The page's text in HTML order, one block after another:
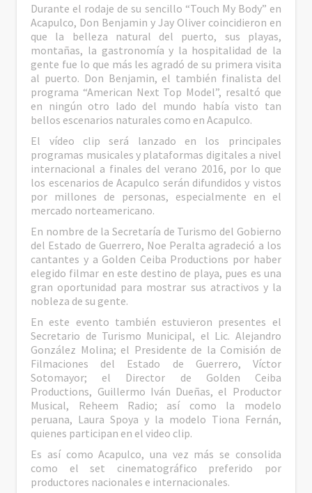
Durante el rodaje de su sencillo “Touch My Body” en
Acapulco, Don Benjamin y Jay Oliver coincidieron en
que la belleza natural del puerto, sus playas,
montañas, la gastronomía y la hospitalidad de la
gente fue lo que más les agradó de su primera visita
al puerto. Don Benjamin, el también finalista del
programa “American Next Top Model”, resaltó que
en ningún otro lado del mundo había visto tan
bellos escenarios naturales como en Acapulco.
El vídeo clip será lanzado en los principales
programas musicales y plataformas digitales a nivel
internacional a finales del verano 2016, por lo que
los escenarios de Acapulco serán difundidos y vistos
por millones de personas, especialmente en el
mercado norteamericano.
En nombre de la Secretaría de Turismo del Gobierno
del Estado de Guerrero, Noe Peralta agradeció a los
cantantes y a Golden Ceiba Productions por haber
elegido filmar en este destino de playa, pues es una
gran oportunidad para mostrar sus atractivos y la
nobleza de su gente.
En este evento también estuvieron presentes el
Secretario de Turismo Municipal, el Lic. Alejandro
González Molina; el Presidente de la Comisión de
Filmaciones del Estado de Guerrero, Víctor
Sotomayor; el Director de Golden Ceiba
Productions, Guillermo Iván Dueñas, el Productor
Musical, Reheem Radio; así como la modelo
peruana, Laura Spoya y la modelo Tiona Fernán,
quienes participan en el video clip.
Es así como Acapulco, una vez más se consolida
como el set cinematográfico preferido por
productores nacionales e internacionales.